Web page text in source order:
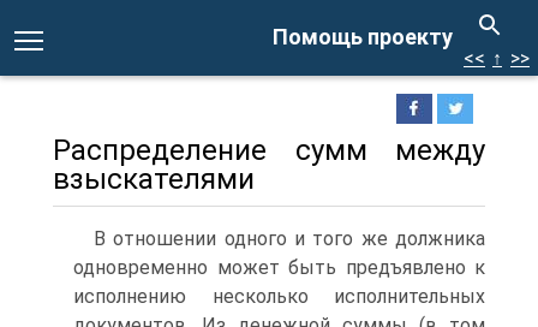
Помощь проекту
<< ↑ >>
Распределение сумм между
взыскателями
В отношении одного и того же должника
одновременно может быть предъявлено к
исполнению несколько исполнительных